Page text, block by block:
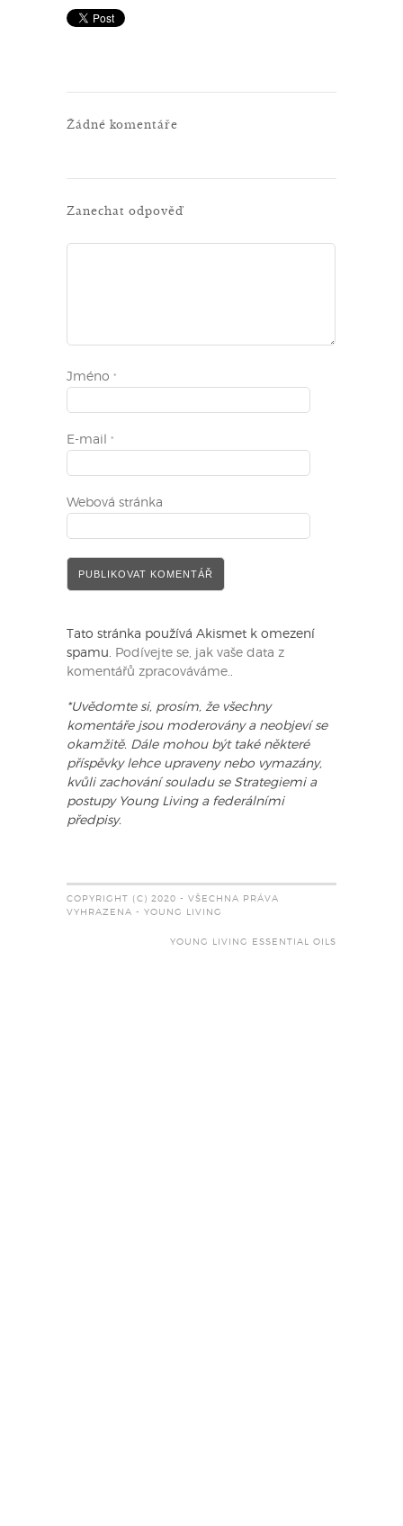
Žádné komentáře
Zanechat odpověď
Jméno *
E-mail *
Webová stránka
Tato stránka používá Akismet k omezení
spamu. Podívejte se, jak vaše data z
komentářů zpracováváme..
*Uvědomte si, prosím, že všechny
komentáře jsou moderovány a neobjeví se
okamžitě. Dále mohou být také některé
příspěvky lehce upraveny nebo vymazány,
kvůli zachování souladu se Strategiemi a
postupy Young Living a federálními
předpisy.
COPYRIGHT (C) 2020 - VŠECHNA PRÁVA
VYHRAZENA - YOUNG LIVING
YOUNG LIVING ESSENTIAL OILS